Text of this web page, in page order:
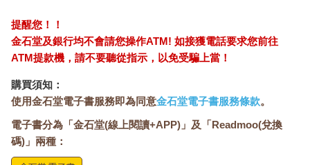
提醒您！！
金石堂及銀行均不會請您操作ATM! 如接獲電話要求您前往
ATM提款機，請不要聽從指示，以免受騙上當！
購買須知：
使用金石堂電子書服務即為同意金石堂電子書服務條款。
電子書分為「金石堂(線上閱讀+APP)」及「Readmoo(兌換
碼)」兩種：